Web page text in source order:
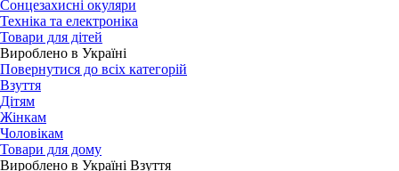
Сонцезахисні окуляри
Техніка та електроніка
Товари для дітей
Вироблено в Україні
Повернутися до всіх категорій
Взуття
Дітям
Жінкам
Чоловікам
Товари для дому
Вироблено в Україні Взуття